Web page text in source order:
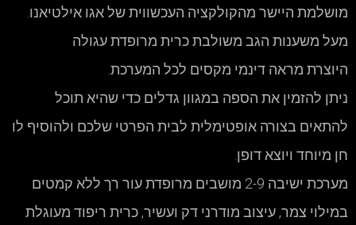
מושלמת היישר מהקולקציה העכשווית של אגו אילטיאנו.
מעל משענות הגב משולבת כרית מרופדת עגולה
היוצרת מראה דינמי מקסים לכל המערכת.
ניתן להזמין את הספה במגוון גדלים כדי שהיא תוכל
להתאים בצורה אופטימלית לבית הפרטי שלכם ולהוסיף לו
חן מיוחד ויוצא דופן.
מערכת ישיבה 2-9 מושבים מרופדת עור רך ללא קמטים
במילוי צמר, עיצוב מודרני דק ועשיר, כרית ריפוד מעוגלת